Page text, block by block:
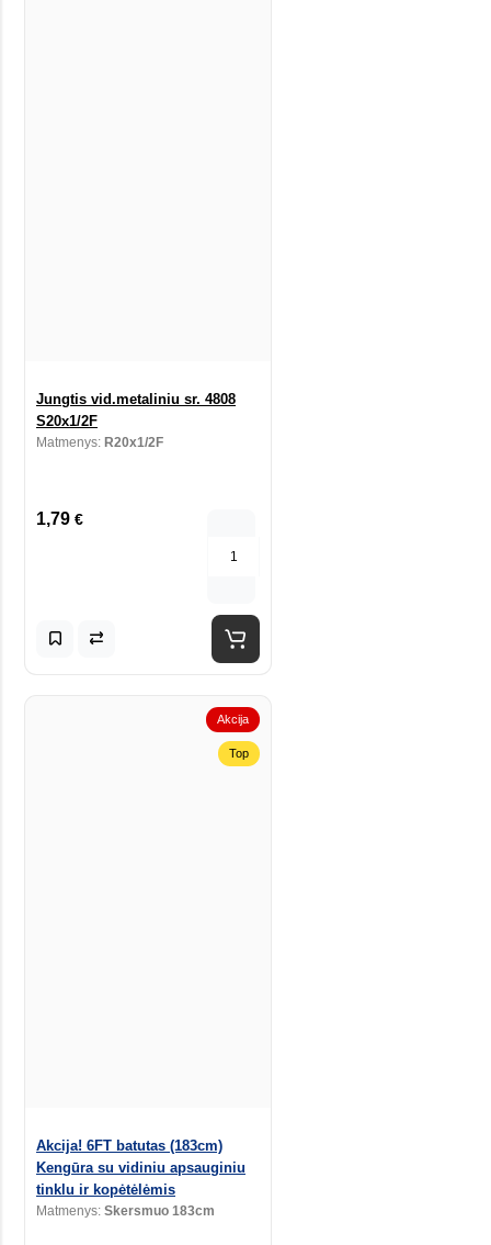
Jungtis vid.metaliniu sr. 4808
S20x1/2F
Matmenys: R20x1/2F
1,79 €
Akcija
Top
Akcija! 6FT batutas (183cm)
Kengūra su vidiniu apsauginiu
tinklu ir kopėtėlėmis
Matmenys: Skersmuo 183cm